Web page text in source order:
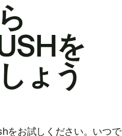
を
ょう
をお試しください。いつ